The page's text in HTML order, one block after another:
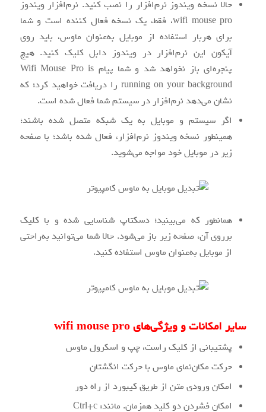
حالا نسخه ویندوز نرم‌افزار را نصب کنید. نرم‌افزار ویندوز
wifi mouse pro، فقط، یک نسخه فعال‌ کننده است و شما
برای هربار استفاده از موبایل به‌عنوان ماوس، باید روی
آیکون این نرم‌افزار در ویندوز دابل کلیک کنید. هیچ
پنجره‌ای باز نخواهد شد و شما پیام Wifi Mouse Pro is
running on your background را دریافت خواهید کرد؛ که
نشان می‌دهد نرم‌افزار در سیستم شما فعال شده است.
اگر سیستم و موبایل به یک شبکه متصل شده باشند؛
همینطور نسخه ویندوز نرم‌افزار، فعال شده باشد؛ با صفحه
زیر در موبایل خود مواجه می‌شوید.
همانطور که می‌بینید؛ دسکتاپ شناسایی شده و با کلیک
برروی آن، صفحه زیر باز می‌شود. حالا شما می‌توانید به‌راحتی
از موبایل به‌عنوان ماوس استفاده کنید.
سایر امکانات و ویژگی‌های wifi mouse pro
پشتیبانی از کلیک راست، چپ و اسکرول ماوس
حرکت مکان‌نمای ماوس با حرکت انگشتان
امکان ورودی متن از طریق کیبورد از راه دور
امکان فشردن دو کلید همزمان. مانند: Ctrl+c